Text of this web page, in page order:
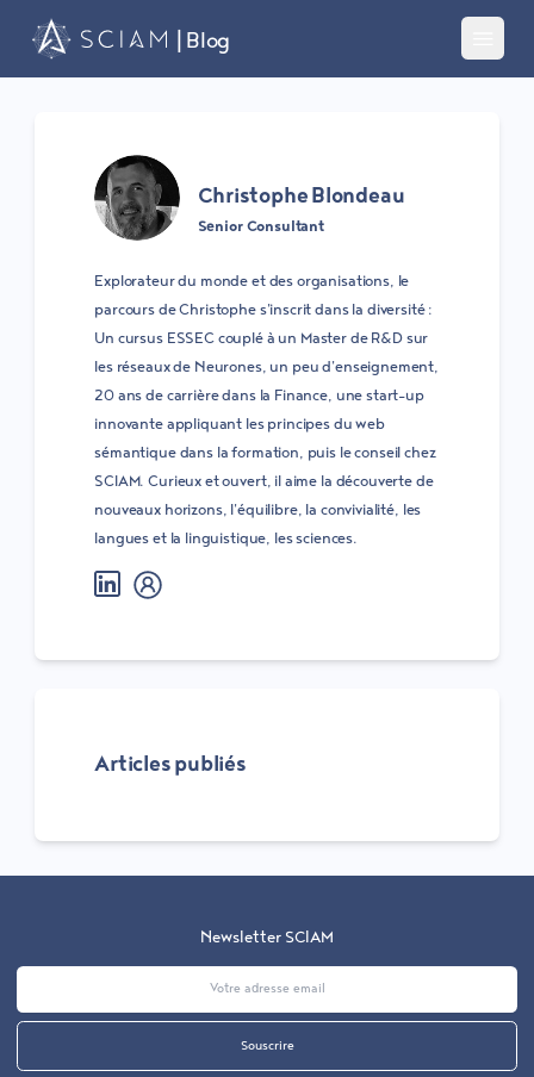
| Blog
Christophe Blondeau
Senior Consultant
Explorateur du monde et des organisations, le
parcours de Christophe s'inscrit dans la diversité :
Un cursus ESSEC couplé à un Master de R&D sur
les réseaux de Neurones, un peu d'enseignement,
20 ans de carrière dans la Finance, une start-up
innovante appliquant les principes du web
sémantique dans la formation, puis le conseil chez
SCIAM. Curieux et ouvert, il aime la découverte de
nouveaux horizons, l'équilibre, la convivialité, les
langues et la linguistique, les sciences.
Articles publiés
Newsletter SCIAM
Souscrire